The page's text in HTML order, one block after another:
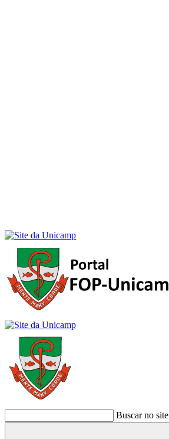
Buscar no site